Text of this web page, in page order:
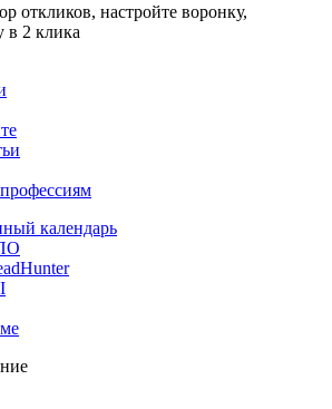
откликов, настройте воронку,
в 2 клика
календарь